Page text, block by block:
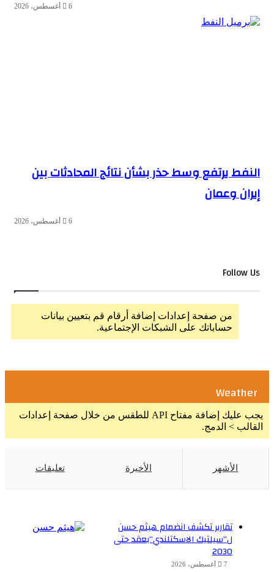
6 أغسطس، 2026
النفط يرتفع وسط حذر بشأن نتائج المحادثات بين
إيران وعمان
6 أغسطس، 2026
Follow Us
من صفحة إعدادات إضافة أرقام قم بتعيين بيانات
حساباتك على الشبكات الإجتماعية.
Weather
يجب عليك إضافة مفتاح API للطقس من خلال صفحة إعدادات
القالب > الدمج.
الأشهر الأخيرة تعليقات
تقارير تكشف انضمام هيثم حسن
ل”سيلتيك الاسكتلندي”بعقد حتى
2030
7 أغسطس، 2026